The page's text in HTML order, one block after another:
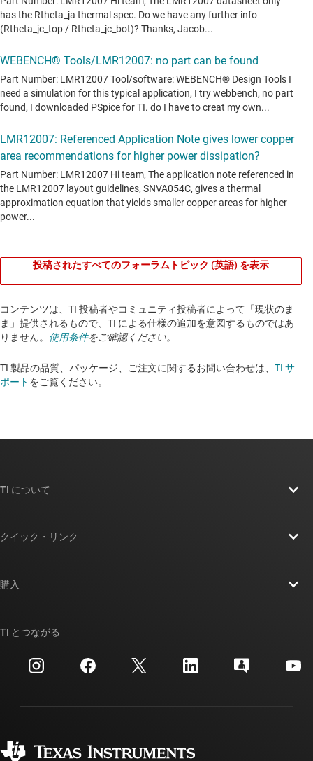
投稿されたすべてのフォーラムトピック (英語) を表示
コンテンツは、TI 投稿者やコミュニティ投稿者によって「現状のま
ま」提供されるもので、TI による仕様の追加を意図するものではあ
りません。 使用条件をご確認ください。
TI 製品の品質、パッケージ、ご注文に関するお問い合わせは、 TI サ
ポート をご覧ください。​​​​​​​​​​​​​​
TI について
投資家向け情報
製造
クイック・リンク
クロスリファレンス検索
カスタマー・サポート・センター
myTI アカウントの FAQ
購入
ご注文に関する FAQ
TI とつながる